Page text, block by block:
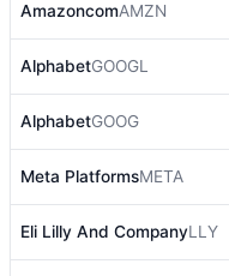
AmazoncomAMZN
AlphabetGOOGL
AlphabetGOOG
Meta PlatformsMETA
Eli Lilly And CompanyLLY